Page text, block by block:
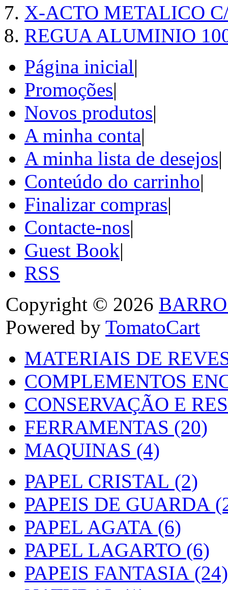
X-ACTO METALICO
REGUA ALUMINIO
Página inicial|
Promoções|
Novos produtos|
A minha conta|
A minha lista de desejos|
Conteúdo do carrinho|
Finalizar compras|
Contacte-nos|
Guest Book|
RSS
Copyright © 2026
Powered by TomatoCart
MATERIAIS DE
COMPLEMENTOS
CONSERVAÇÃO E
FERRAMENTAS (20)
MAQUINAS (4)
PAPEL CRISTAL (2)
PAPEIS DE GUARDA
PAPEL AGATA (6)
PAPEL LAGARTO (6)
PAPEIS FANTASIA (24)